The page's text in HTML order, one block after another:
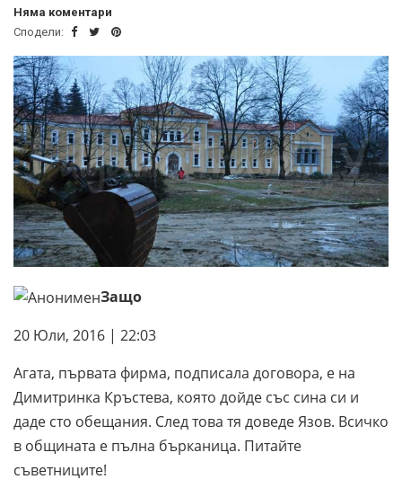
Няма коментари
Сподели:
Защо
20 Юли, 2016 | 22:03
Агата, първата фирма, подписала договора, е на
Димитринка Кръстева, която дойде със сина си и
даде сто обещания. След това тя доведе Язов. Всичко
в общината е пълна бърканица. Питайте
съветниците!